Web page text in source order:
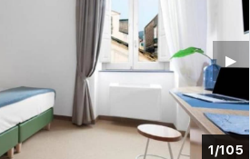
1/105
▶︎